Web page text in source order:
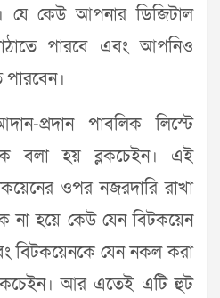
যে কেউ আপনার ডিজিটাল
পারবে এবং আপনিও
পারবেন।
প্রদান পাবলিক লিস্টে
বলা হয় ব্লকচেইন। এই
ওপর নজরদারি রাখা
না হয়ে কেউ যেন বিটকয়েন
বিটকয়েনকে যেন নকল করা
আর এতেই এটি হুট